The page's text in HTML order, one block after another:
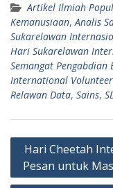
Artikel Ilmiah
Kemanusiaan,Analis
Sukarelawan
Hari Sukarelawan
Semangat Pengabdian
International
Relawan Data, Sains,
Navigasi
pos
Hari Cheetah
Pesan untuk